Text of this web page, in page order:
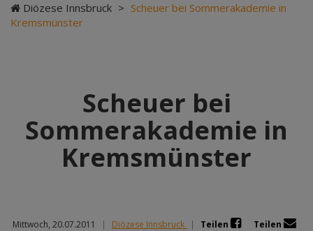
Diözese Innsbruck > Scheuer bei Sommerakademie in
Kremsmünster
Scheuer bei
Sommerakademie in
Kremsmünster
Mittwoch, 20.07.2011 | Diözese Innsbruck | Teilen
Teilen